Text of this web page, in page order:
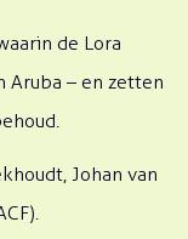
de Lora
Aruba – en zetten
Johan van